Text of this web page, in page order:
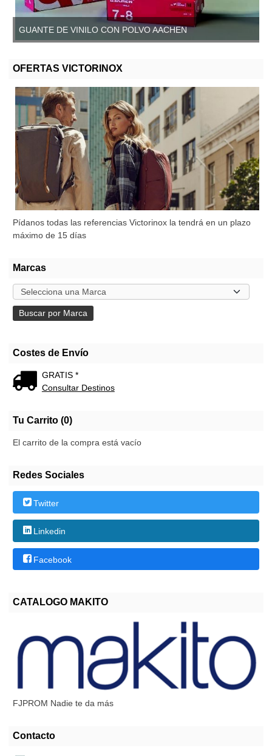
GUANTE DE VINILO CON POLVO AACHEN
GUANTE DE VINILO SIN POLVO, AACHEN
OFERTAS VICTORINOX
Pídanos todas las referencias Victorinox la tendrá en un plazo
máximo de 15 días
Marcas
Costes de Envío
GRATIS *
Consultar Destinos
Tu Carrito (0)
El carrito de la compra está vacío
Redes Sociales
Twitter
Linkedin
Facebook
CATALOGO MAKITO
FJPROM Nadie te da más
Contacto